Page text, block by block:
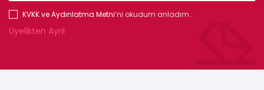
KVKK ve Aydınlatma Metni’ni okudum anladım..
Üyelikten Ayrıl